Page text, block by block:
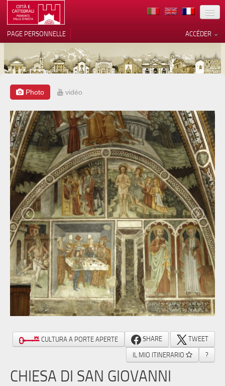
TERRITOIRE
ARCHITECTURE
MUSÉES
ITINÉRAIRES
EVÉNEMENTS
ACCUEIL
BÉNÉVOLES
CONTACTS
PRESS
ACCÉDER
PAGE PERSONNELLE
Photo vidéo
CULTURA A PORTE APERTE SHARE
TWEET
IL MIO ITINERARIO
?
CHIESA DI SAN GIOVANNI
Notification lors de la collecte
Vos choix en matière de